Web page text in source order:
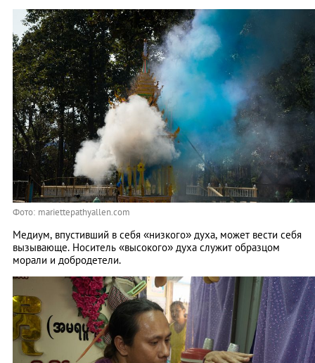
Фото: mariettepathyallen.com
Медиум, впустивший в себя «низкого» духа, может вести себя
вызывающе. Носитель «высокого» духа служит образцом
морали и добродетели.